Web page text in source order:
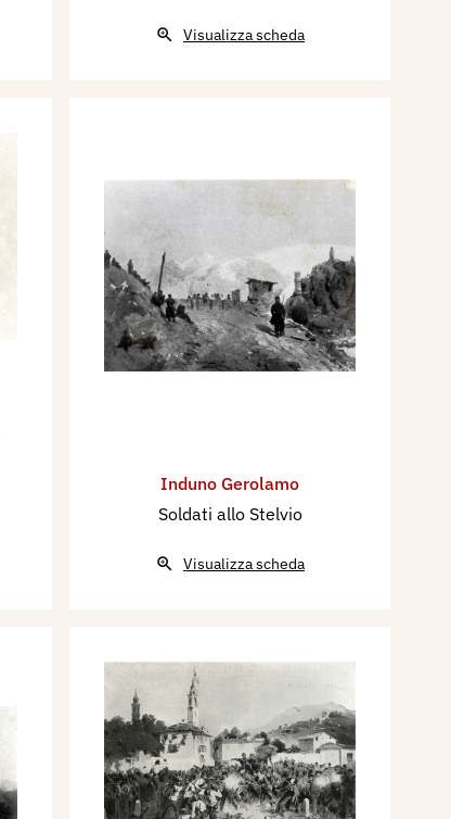
Visualizza scheda
Induno Gerolamo
Soldati allo Stelvio
Visualizza scheda